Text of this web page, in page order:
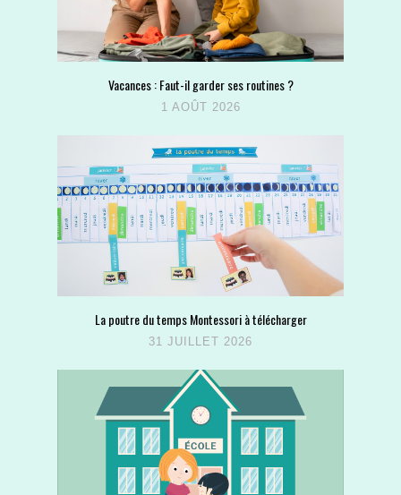
Vacances : Faut-il garder ses routines ?
1 AOÛT 2026
La poutre du temps Montessori à télécharger
31 JUILLET 2026